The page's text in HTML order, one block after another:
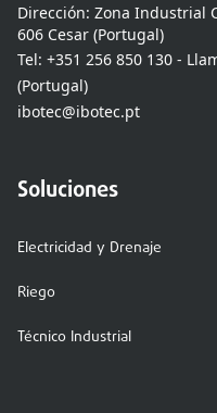
Dirección: Zona Industrial
606 Cesar (Portugal)
Tel: +351 256 850 130 -
(Portugal)
ibotec@ibotec.pt
Soluciones
Electricidad y Drenaje
Riego
Técnico Industrial